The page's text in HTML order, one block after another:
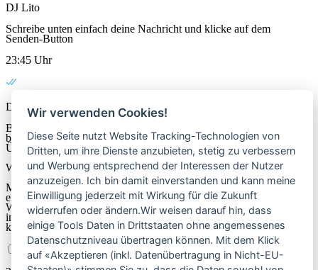
Wir verwenden Cookies!
Diese Seite nutzt Website Tracking-Technologien von
Dritten, um ihre Dienste anzubieten, stetig zu verbessern
und Werbung entsprechend der Interessen der Nutzer
anzuzeigen. Ich bin damit einverstanden und kann meine
Einwilligung jederzeit mit Wirkung für die Zukunft
widerrufen oder ändern.Wir weisen darauf hin, dass
einige Tools Daten in Drittstaaten ohne angemessenes
Datenschutzniveau übertragen können. Mit dem Klick
auf «Akzeptieren (inkl. Datenübertragung in Nicht-EU-
DJ Lito
Schreibe unten einfach deine Nachricht und klicke auf dem
Senden-Button
23:45 Uhr
DJ Lito
Bevor wir über WhatsApp miteinander schreiben können,
brauche ich deine Einwilligung zur Verwendung und
Übermittlung deiner Daten an WhatsApp.
Wichtige Infos zum Datenschutz:
Mit dem Klicken auf „Zustimmen und Nachricht senden“
erklärst du dich damit einverstanden, dass deine Daten an
WhatsApp übermittelt werden. Weitere Details dazu findest du
in meinerDatenschutzerklärung. Wenn du einverstanden bist,
klicke einfach auf den Button unten, um fortzufahren. 😊
Ich stimme der Datenübermittlung zu.